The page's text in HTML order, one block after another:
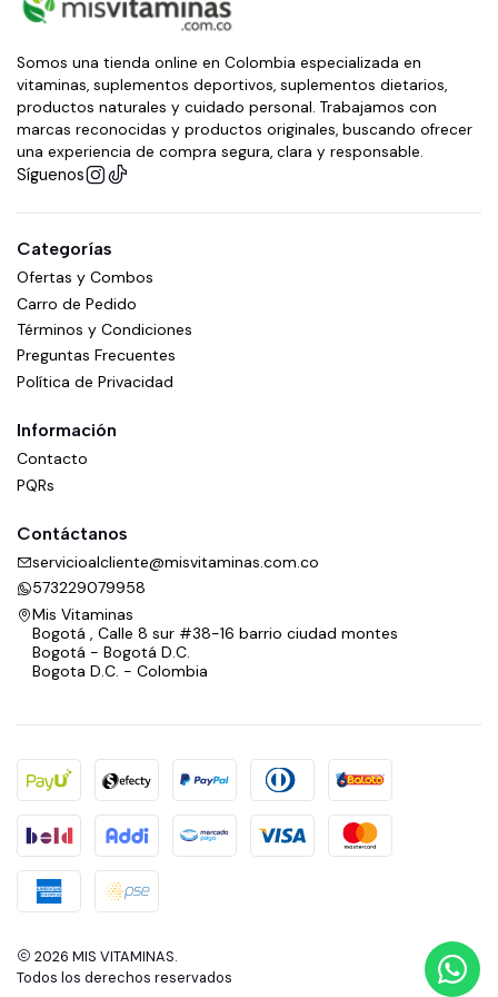
Somos una tienda online en Colombia especializada en
vitaminas, suplementos deportivos, suplementos dietarios,
productos naturales y cuidado personal. Trabajamos con
marcas reconocidas y productos originales, buscando ofrecer
una experiencia de compra segura, clara y responsable.
Síguenos
Categorías
Ofertas y Combos
Carro de Pedido
Términos y Condiciones
Preguntas Frecuentes
Política de Privacidad
Información
Contacto
PQRs
Contáctanos
servicioalcliente@misvitaminas.com.co
573229079958
Mis Vitaminas
Bogotá , Calle 8 sur #38-16 barrio ciudad montes
Bogotá - Bogotá D.C.
Bogota D.C. - Colombia
2026 MIS VITAMINAS.
Todos los derechos reservados